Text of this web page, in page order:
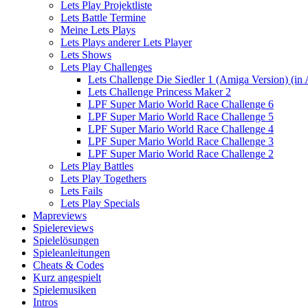
Lets Play Projektliste
Lets Battle Termine
Meine Lets Plays
Lets Plays anderer Lets Player
Lets Shows
Lets Play Challenges
Lets Challenge Die Siedler 1 (Amiga Version) (in
Lets Challenge Princess Maker 2
LPF Super Mario World Race Challenge 6
LPF Super Mario World Race Challenge 5
LPF Super Mario World Race Challenge 4
LPF Super Mario World Race Challenge 3
LPF Super Mario World Race Challenge 2
Lets Play Battles
Lets Play Togethers
Lets Fails
Lets Play Specials
Mapreviews
Spielereviews
Spielelösungen
Spieleanleitungen
Cheats & Codes
Kurz angespielt
Spielemusiken
Intros